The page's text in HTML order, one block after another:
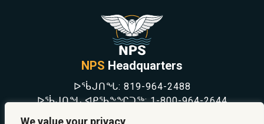
We value your privacy
NPS Headquarters
ᐅᖄᒍᑎᖓ: 819-964-2488
ᐅᖄᒍᑎᖓ ᐊᑭᖃᖕᖏᑐᖅ:1-800-964-2644